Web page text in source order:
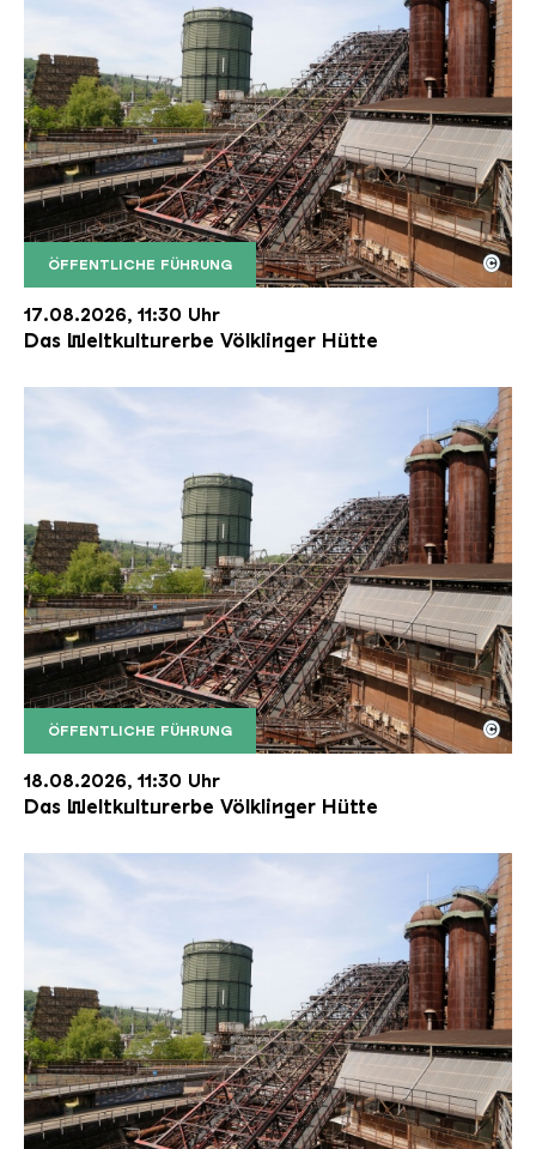
ÖFFENTLICHE FÜHRUNG
Der Erzschrägaufzug der Völklinger Hütte mit
Copyright: Weltkulturerbe Völklinger Hütte | Karl
©
17.08.2026, 11:30 Uhr
Das Weltkulturerbe Völklinger Hütte
ÖFFENTLICHE FÜHRUNG
Der Erzschrägaufzug der Völklinger Hütte mit
Copyright: Weltkulturerbe Völklinger Hütte | Karl
©
18.08.2026, 11:30 Uhr
Das Weltkulturerbe Völklinger Hütte